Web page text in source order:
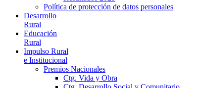
Política de protección de datos personales
Desarrollo
Rural
Educación
Rural
Impulso Rural
e Institucional
Premios Nacionales
Ctg. Vida y Obra